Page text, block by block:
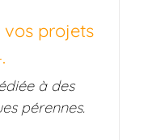
vos projets
à des
pérennes.